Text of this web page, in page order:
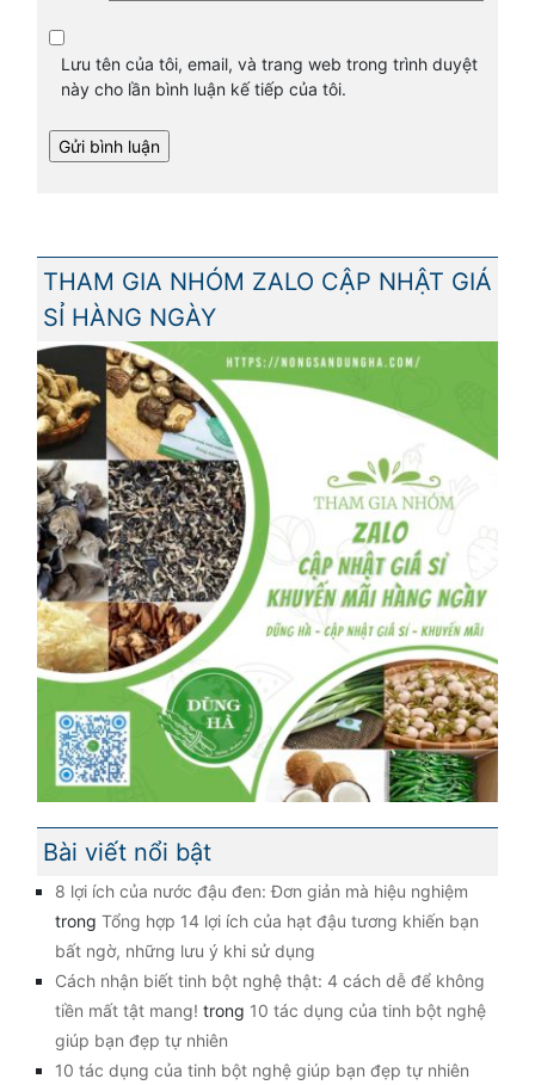
Lưu tên của tôi, email, và trang web trong trình duyệt
này cho lần bình luận kế tiếp của tôi.
THAM GIA NHÓM ZALO CẬP NHẬT GIÁ
SỈ HÀNG NGÀY
Bài viết nổi bật
8 lợi ích của nước đậu đen: Đơn giản mà hiệu nghiệm
trong Tổng hợp 14 lợi ích của hạt đậu tương khiến bạn
bất ngờ, những lưu ý khi sử dụng
Cách nhận biết tinh bột nghệ thật: 4 cách dễ để không
tiền mất tật mang! trong 10 tác dụng của tinh bột nghệ
giúp bạn đẹp tự nhiên
10 tác dụng của tinh bột nghệ giúp bạn đẹp tự nhiên